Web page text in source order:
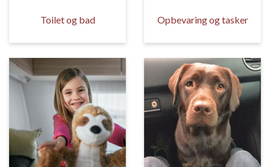
Toilet og bad Opbevaring og tasker